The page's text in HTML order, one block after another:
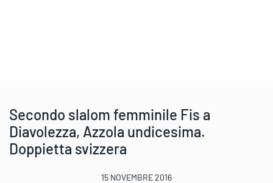
Secondo slalom femminile Fis a
Diavolezza, Azzola undicesima.
Doppietta svizzera
15 NOVEMBRE 2016